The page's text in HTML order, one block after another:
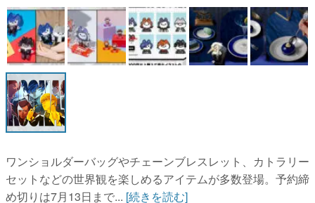
アプリレビュー
その他
電ファミニコゲーマーとは？
運営：株式会社マレ
ワンショルダーバッグやチェーンブレスレット、カトラリー
セットなどの世界観を楽しめるアイテムが多数登場。予約締
め切りは7月13日まで... [続きを読む]